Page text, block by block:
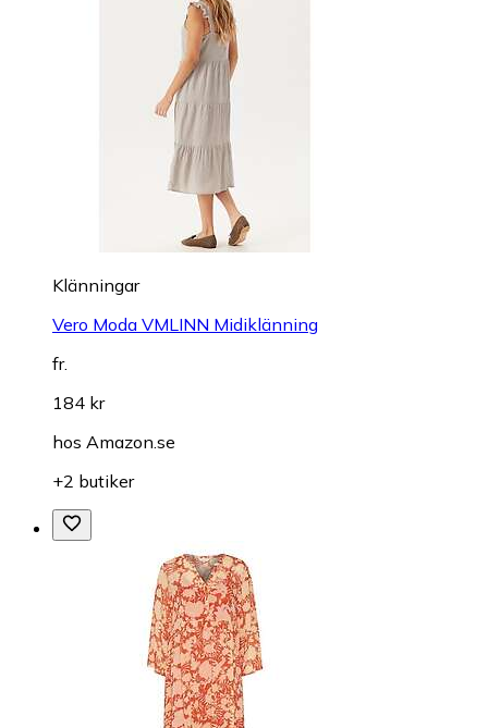
Klänningar
Vero Moda VMLINN Midiklänning
fr.
184 kr
hos Amazon.se
+2 butiker